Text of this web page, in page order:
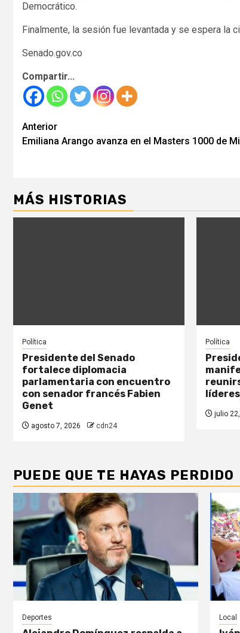
Democrático.
Finalmente, la sesión fue levantada y se espera la
Senado.gov.co
Compartir...
Seguir
leyendo
Anterior
Emiliana Arango avanza en el Masters 1000 de
MÁS HISTORIAS
Política
Presidente del Senado
fortalece diplomacia
parlamentaria con encuentro
con senador francés Fabien
Genet
agosto 7, 2026 cdn24
Política
julio
PUEDE QUE TE HAYAS PERDIDO
Deportes Local